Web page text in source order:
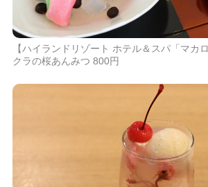
【ハイランドリゾート ホテル＆スパ「マカ
クラの桜あんみつ 800円